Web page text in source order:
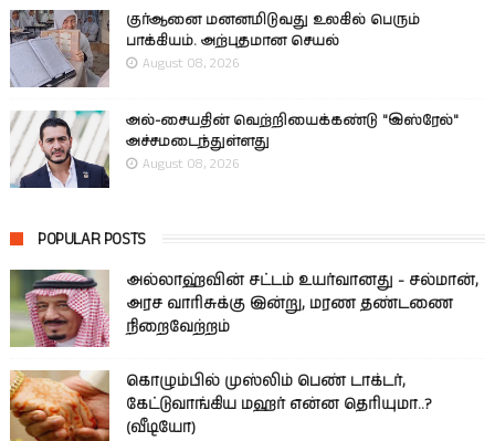
குர்ஆனை மனனமிடுவது உலகில் பெரும்
பாக்கியம். அற்புதமான செயல்
August 08, 2026
அல்-சையதின் வெற்றியைக்கண்டு "இஸ்ரேல்"
அச்சமடைந்துள்ளது
August 08, 2026
POPULAR POSTS
அல்லாஹ்வின் சட்டம் உயர்வானது - சல்மான்,
அரச வாரிசுக்கு இன்று, மரண தண்டணை
நிறைவேற்றம்
கொழும்பில் முஸ்லிம் பெண் டாக்டர்,
கேட்டுவாங்கிய மஹர் என்ன தெரியுமா..?
(வீடியோ)